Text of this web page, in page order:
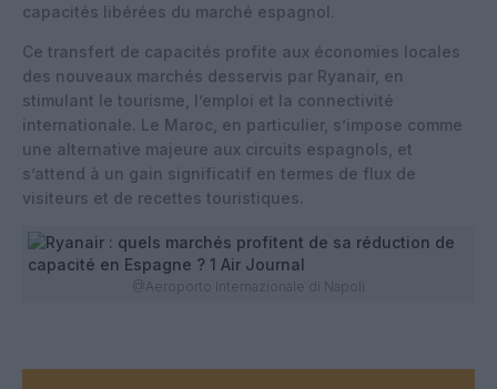
capacités libérées du marché espagnol.
Ce transfert de capacités profite aux économies locales
des nouveaux marchés desservis par Ryanair, en
stimulant le tourisme, l’emploi et la connectivité
internationale. Le Maroc, en particulier, s’impose comme
une alternative majeure aux circuits espagnols, et
s’attend à un gain significatif en termes de flux de
visiteurs et de recettes touristiques.
@Aeroporto Internazionale di Napoli